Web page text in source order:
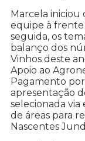
Marcela
equipe à frente
seguida, os
balanço dos
Vinhos deste
Apoio ao
Pagamento por
apresentação
selecionada via
de áreas para
Nascentes